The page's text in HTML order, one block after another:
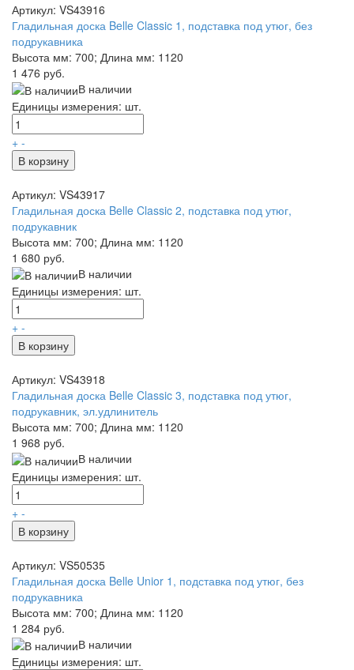
Артикул: VS43916
Гладильная доска Belle Classic 1, подставка под утюг, без
подрукавника
Высота мм: 700; Длина мм: 1120
1 476 руб.
В наличии
Единицы измерения: шт.
+ -
В корзину
Артикул: VS43917
Гладильная доска Belle Classic 2, подставка под утюг,
подрукавник
Высота мм: 700; Длина мм: 1120
1 680 руб.
В наличии
Единицы измерения: шт.
+ -
В корзину
Артикул: VS43918
Гладильная доска Belle Classic 3, подставка под утюг,
подрукавник, эл.удлинитель
Высота мм: 700; Длина мм: 1120
1 968 руб.
В наличии
Единицы измерения: шт.
+ -
В корзину
Артикул: VS50535
Гладильная доска Belle Unior 1, подставка под утюг, без
подрукавника
Высота мм: 700; Длина мм: 1120
1 284 руб.
В наличии
Единицы измерения: шт.